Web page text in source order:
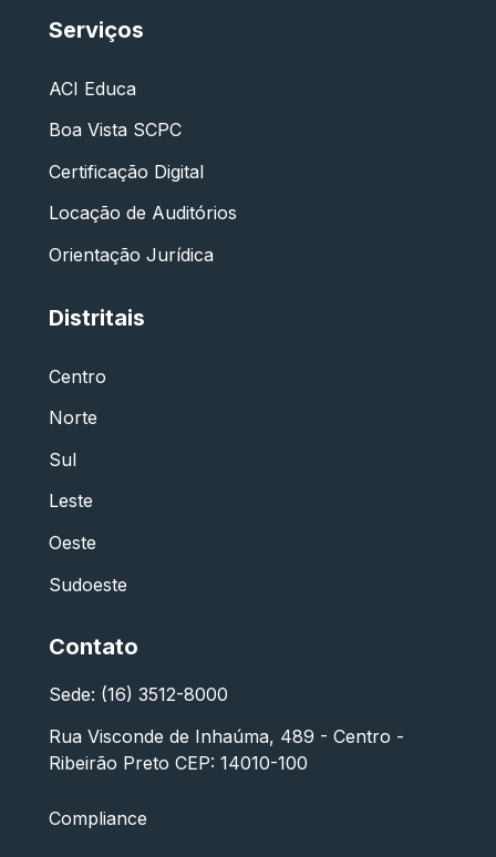
Serviços
ACI Educa
Boa Vista SCPC
Certificação Digital
Locação de Auditórios
Orientação Jurídica
Distritais
Centro
Norte
Sul
Leste
Oeste
Sudoeste
Contato
Sede: (16) 3512-8000
Rua Visconde de Inhaúma, 489 - Centro -
Ribeirão Preto CEP: 14010-100
Compliance